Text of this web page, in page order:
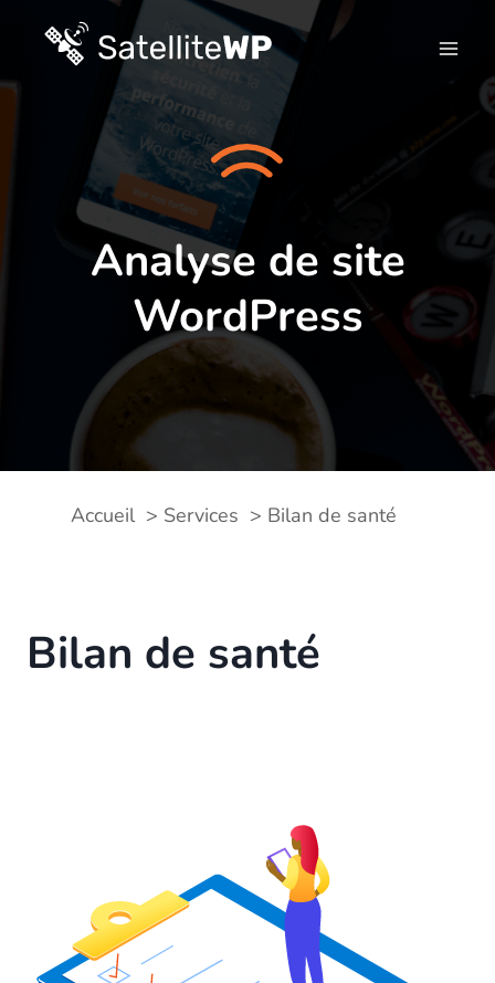
content
Analyse de site
WordPress
Accueil Services Bilan de santé
Bilan de santé